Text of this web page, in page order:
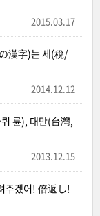
2015.03.17
漢字)는 세(稅/
2014.12.12
륜), 대만(台灣,
2013.12.15
주겠어! 倍返し!